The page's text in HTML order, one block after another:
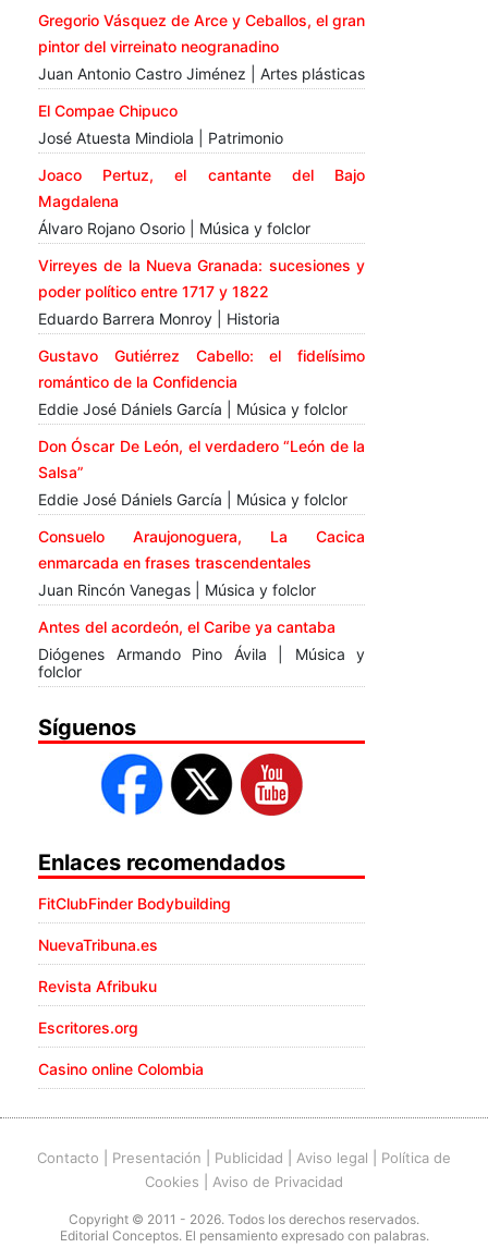
Gregorio Vásquez de Arce y Ceballos, el gran
pintor del virreinato neogranadino
Juan Antonio Castro Jiménez | Artes plásticas
El Compae Chipuco
José Atuesta Mindiola | Patrimonio
Joaco Pertuz, el cantante del Bajo
Magdalena
Álvaro Rojano Osorio | Música y folclor
Virreyes de la Nueva Granada: sucesiones y
poder político entre 1717 y 1822
Eduardo Barrera Monroy | Historia
Gustavo Gutiérrez Cabello: el fidelísimo
romántico de la Confidencia
Eddie José Dániels García | Música y folclor
Don Óscar De León, el verdadero “León de la
Salsa”
Eddie José Dániels García | Música y folclor
Consuelo Araujonoguera, La Cacica
enmarcada en frases trascendentales
Juan Rincón Vanegas | Música y folclor
Antes del acordeón, el Caribe ya cantaba
Diógenes Armando Pino Ávila | Música y
folclor
Síguenos
Enlaces recomendados
FitClubFinder Bodybuilding
NuevaTribuna.es
Revista Afribuku
Escritores.org
Casino online Colombia
Contacto Presentación Publicidad Aviso legal
Política de
Cookies
Aviso de Privacidad
Copyright © 2011 - 2026. Todos los derechos reservados.
Editorial Conceptos. El pensamiento expresado con palabras.